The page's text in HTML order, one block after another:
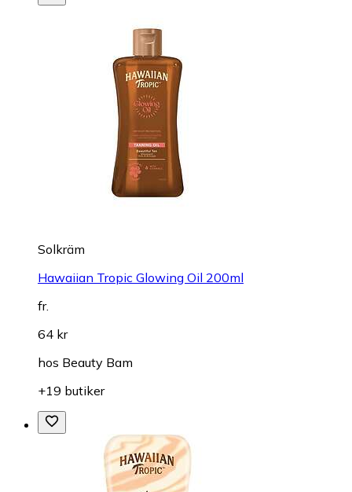
Solkräm
Hawaiian Tropic Glowing Oil 200ml
fr.
64 kr
hos Beauty Bam
+19 butiker